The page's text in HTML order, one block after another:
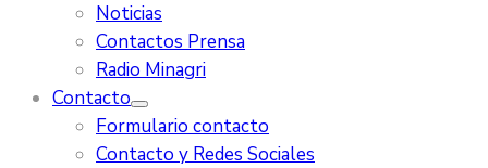
Noticias
Contactos Prensa
Radio Minagri
Contacto
Formulario contacto
Contacto y Redes Sociales